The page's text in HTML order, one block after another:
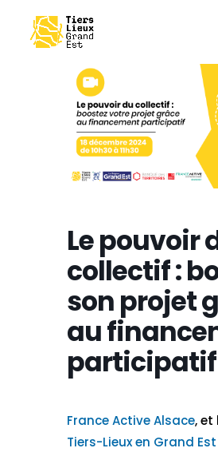
Le pouvoir
collectif :
son projet
au
participatif
France Active Alsace, et
Tiers-Lieux en Grand Est